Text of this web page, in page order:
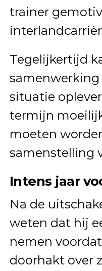
trainer
Tegelijkertijd
samenwerking
situatie
termijn
moeten
samenstelling
Intens jaar
Na de
weten dat hij
nemen
doorhakt over